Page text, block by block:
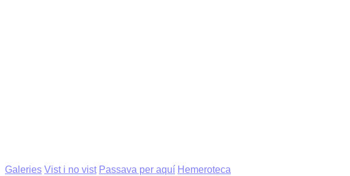
Galeries Vist i no vist Passava per aquí Hemeroteca